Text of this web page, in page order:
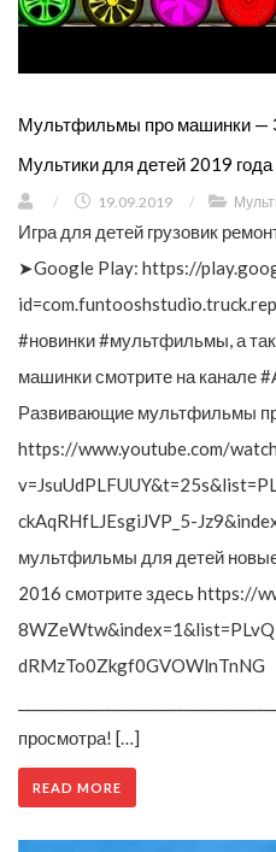
Мультфильмы про машинки —
Мультики для детей 2019
/ 19.09.2019 /
Игра для детей грузовик
➤Google Play: https://
#новинки #мультфильмы, а
машинки смотрите на канале
Развивающие мультфильмы
https://www.youtube.com/
ckAqRHfLJEsgiJVP_5-
мультфильмы для детей
2016 смотрите здесь https://
dRMzTo0Zkgf0GVOWlnTnNG
просмотра! […]
READ MORE